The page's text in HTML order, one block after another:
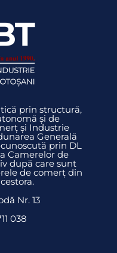
prin structură,
și de
și Industrie
Generală
prin DL
Camerelor de
după care sunt
de comerț din
Nr. 13
038